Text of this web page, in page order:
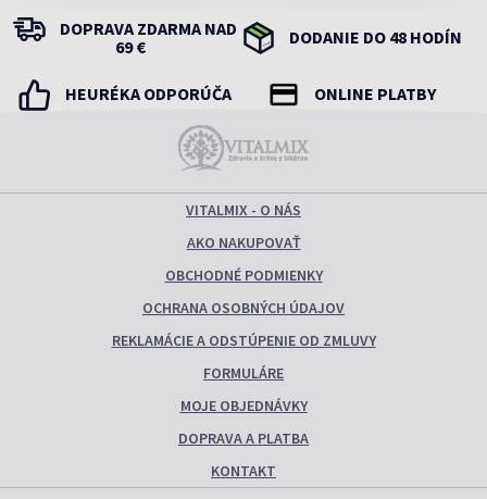
DOPRAVA ZDARMA NAD
69 €
DODANIE DO 48 HODÍN
HEURÉKA ODPORÚČA ONLINE PLATBY
VITALMIX - O NÁS
AKO NAKUPOVAŤ
OBCHODNÉ PODMIENKY
OCHRANA OSOBNÝCH ÚDAJOV
REKLAMÁCIE A ODSTÚPENIE OD ZMLUVY
FORMULÁRE
MOJE OBJEDNÁVKY
DOPRAVA A PLATBA
KONTAKT